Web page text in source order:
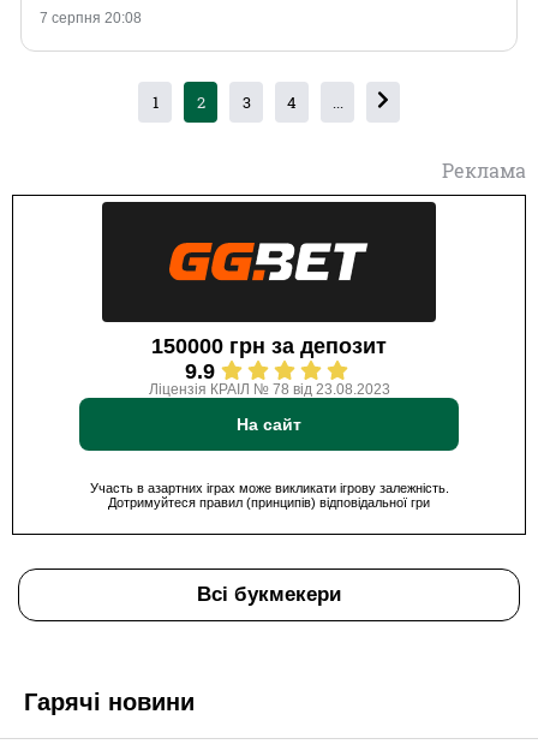
7 серпня 20:08
1 2 3 4 ...
Реклама
150000 грн за депозит
9.9
Ліцензія КРАІЛ № 78 від 23.08.2023
На сайт
Участь в азартних іграх може викликати ігрову залежність.
Дотримуйтеся правил (принципів) відповідальної гри
Всі букмекери
Гарячі новини